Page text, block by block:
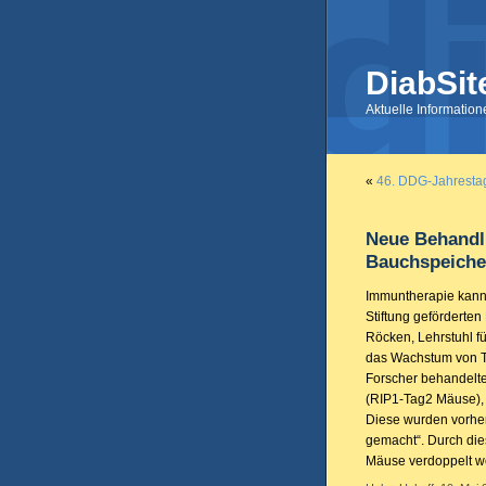
Aktuelle
« 46. DDG-
Neue
Immuntherapie
Stiftung geförderten
Röcken, Lehrstuhl
das Wachstum von
Forscher
(RIP1-Tag2
Diese wurden
gemacht“. Durch
Mäuse verdoppelt